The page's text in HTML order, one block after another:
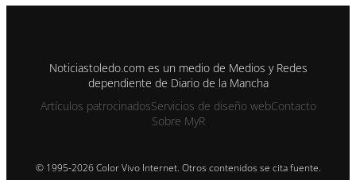
Noticiastoledo.com es un medio de Medios y Redes
dependiente de Diario de la Mancha
Artículos patrocinadosServicios de diseño webContacto
Sobre MyR
© 1995-2026 Color Vivo Internet. Otros contenidos se cita fuente.